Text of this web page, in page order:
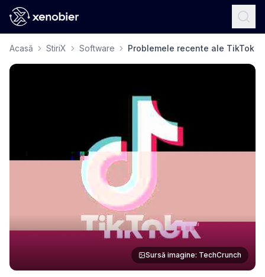
Acasă StiriX Software Problemele recente ale TikTok
Sursă imagine: TechCrunch